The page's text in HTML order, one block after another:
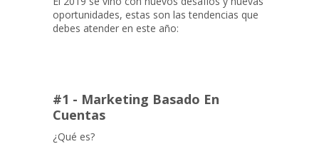
oportunidades, estas son las tendencias que
debes atender en este año:
#1 - Marketing Basado En
Cuentas
¿Qué es?